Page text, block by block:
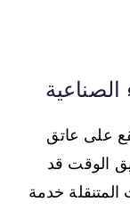
على عاتق
الوقت قد
خدمة